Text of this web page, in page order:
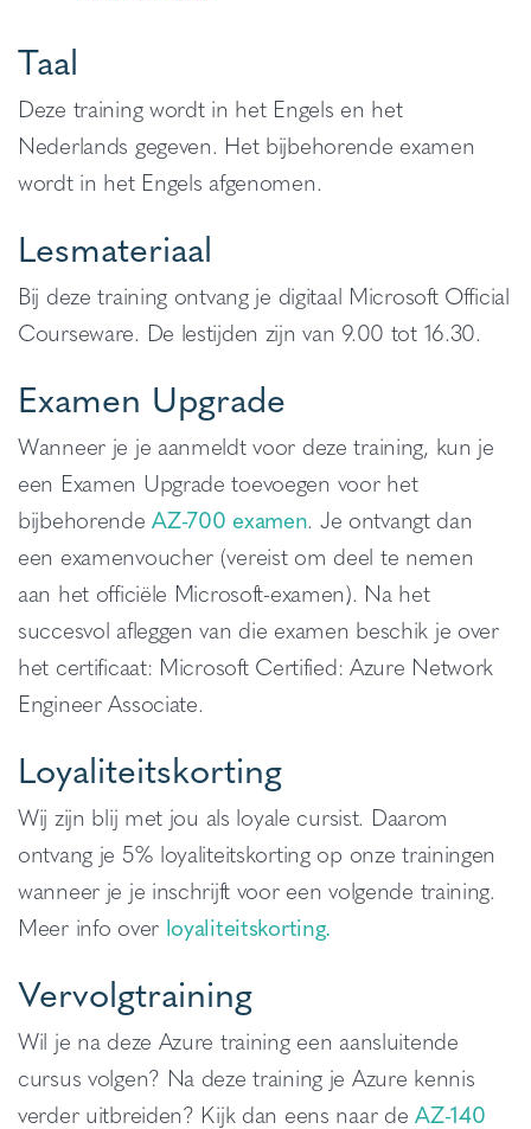
Taal
Deze training wordt in het Engels en het
Nederlands gegeven. Het bijbehorende examen
wordt in het Engels afgenomen.
Lesmateriaal
Bij deze training ontvang je digitaal Microsoft Official
Courseware. De lestijden zijn van 9.00 tot 16.30.
Examen Upgrade
Wanneer je je aanmeldt voor deze training, kun je
een Examen Upgrade toevoegen voor het
bijbehorendeAZ-700 examen. Je ontvangt dan
een examenvoucher (vereist om deel te nemen
aan het officiële Microsoft-examen). Na het
succesvol afleggen van die examen beschik je over
het certificaat: Microsoft Certified: Azure Network
Engineer Associate.
Loyaliteitskorting
Wij zijn blij met jou als loyale cursist. Daarom
ontvang je 5% loyaliteitskorting op onze trainingen
wanneer je je inschrijft voor een volgende training.
Meer info over loyaliteitskorting.
Vervolgtraining
Wil je na deze Azure training een aansluitende
cursus volgen? Na deze training je Azure kennis
verder uitbreiden? Kijk dan eens naar deAZ-140